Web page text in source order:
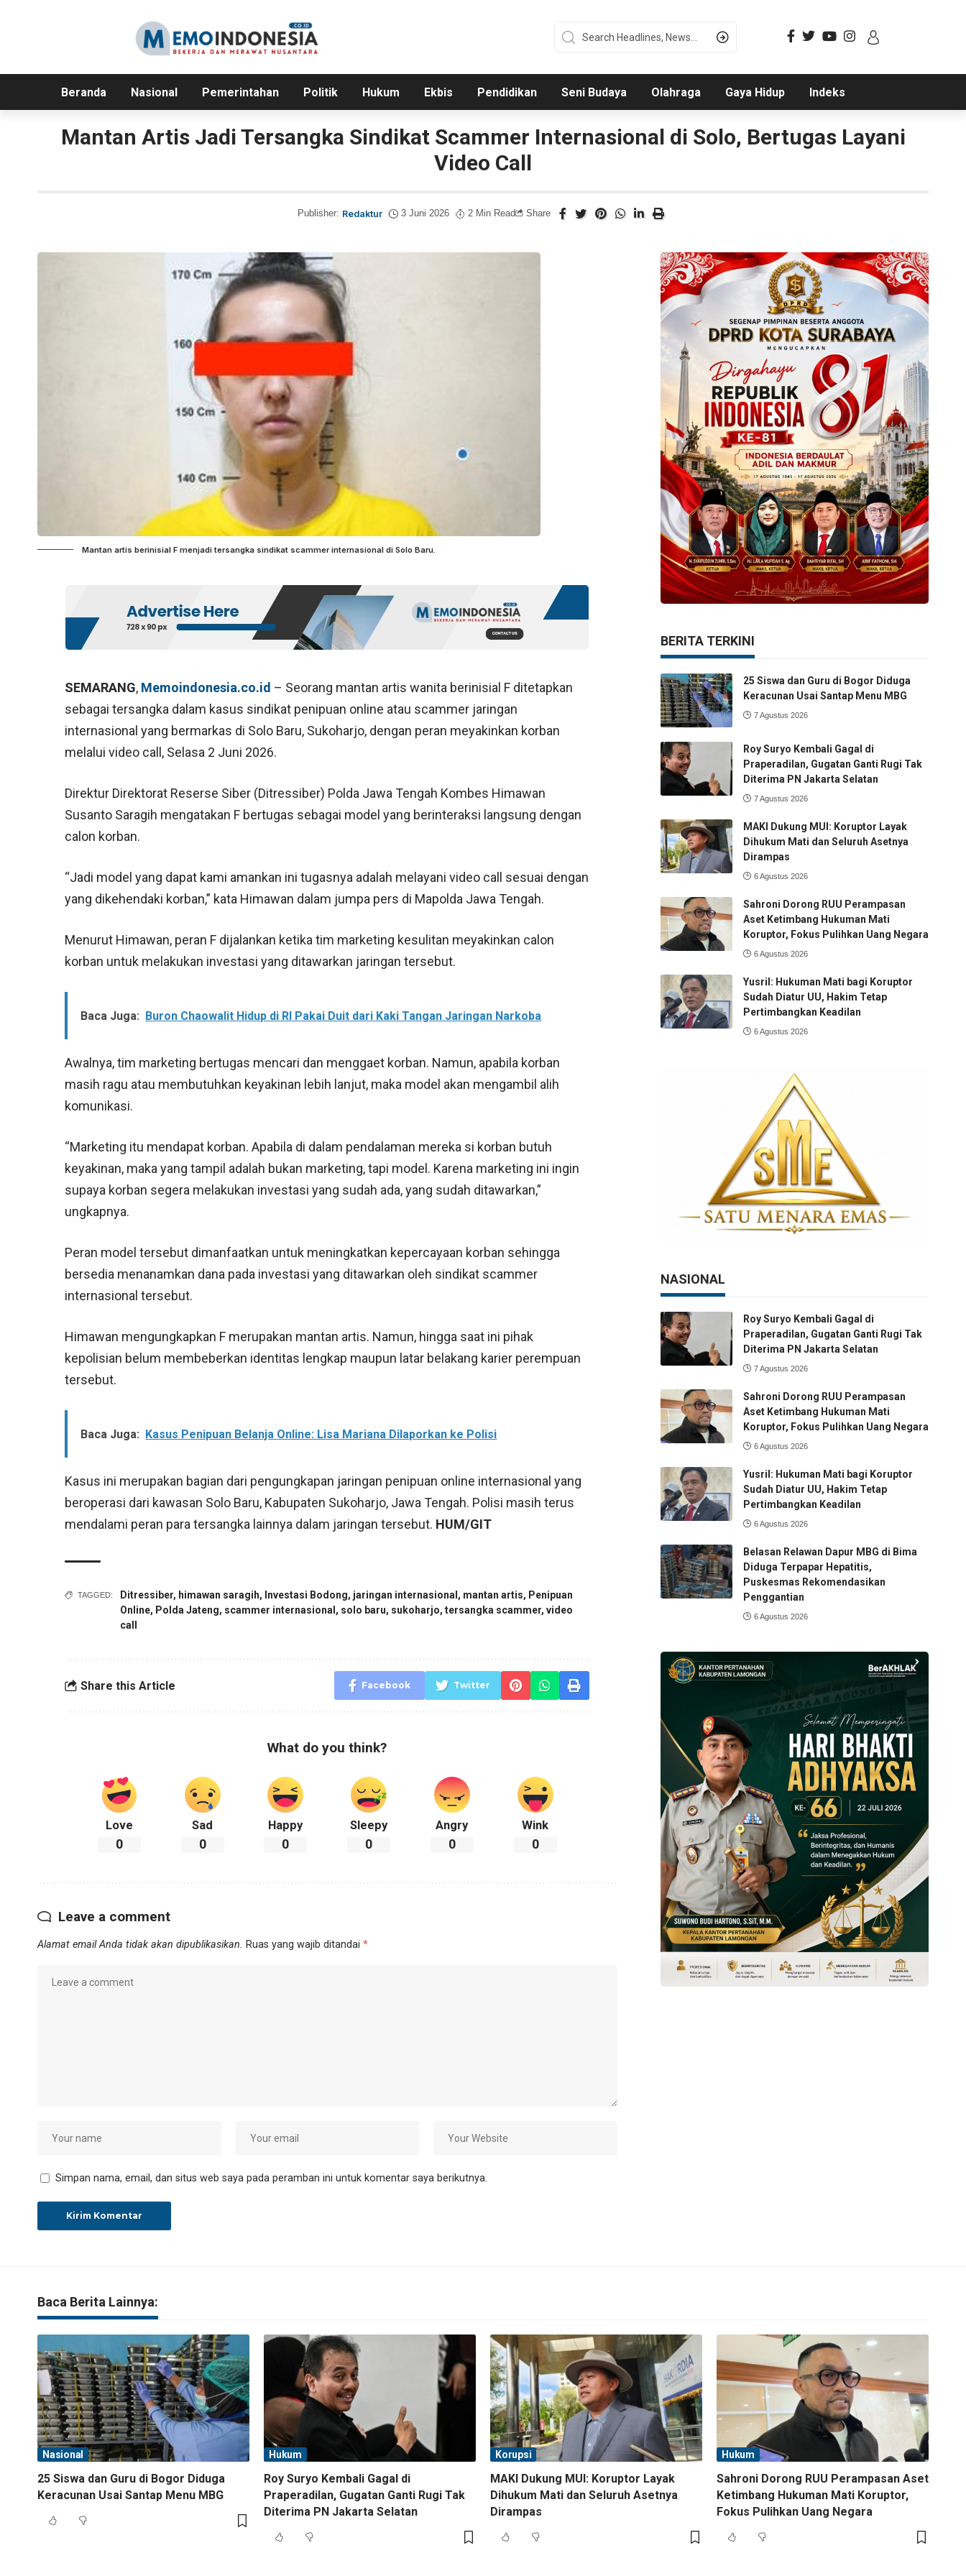
Beranda Nasional Pemerintahan Politik Hukum Ekbis Pendidikan Seni Budaya Olahraga Gaya Hidup Indeks
Mantan Artis Jadi Tersangka Sindikat Scammer Internasional di Solo, Bertugas Layani
Video Call
Publisher: Redaktur 3 Juni 2026 2 Min Read Share
Mantan artis berinisial F menjadi tersangka sindikat scammer internasional di Solo Baru.
SEMARANG, Memoindonesia.co.id – Seorang mantan artis wanita berinisial F ditetapkan
sebagai tersangka dalam kasus sindikat penipuan online atau scammer jaringan
internasional yang bermarkas di Solo Baru, Sukoharjo, dengan peran meyakinkan korban
melalui video call, Selasa 2 Juni 2026.
Direktur Direktorat Reserse Siber (Ditressiber) Polda Jawa Tengah Kombes Himawan
Susanto Saragih mengatakan F bertugas sebagai model yang berinteraksi langsung dengan
calon korban.
“Jadi model yang dapat kami amankan ini tugasnya adalah melayani video call sesuai dengan
yang dikehendaki korban,” kata Himawan dalam jumpa pers di Mapolda Jawa Tengah.
Menurut Himawan, peran F dijalankan ketika tim marketing kesulitan meyakinkan calon
korban untuk melakukan investasi yang ditawarkan jaringan tersebut.
Baca Juga: Buron Chaowalit Hidup di RI Pakai Duit dari Kaki Tangan Jaringan Narkoba
Awalnya, tim marketing bertugas mencari dan menggaet korban. Namun, apabila korban
masih ragu atau membutuhkan keyakinan lebih lanjut, maka model akan mengambil alih
komunikasi.
“Marketing itu mendapat korban. Apabila di dalam pendalaman mereka si korban butuh
keyakinan, maka yang tampil adalah bukan marketing, tapi model. Karena marketing ini ingin
supaya korban segera melakukan investasi yang sudah ada, yang sudah ditawarkan,”
ungkapnya.
Peran model tersebut dimanfaatkan untuk meningkatkan kepercayaan korban sehingga
bersedia menanamkan dana pada investasi yang ditawarkan oleh sindikat scammer
internasional tersebut.
Himawan mengungkapkan F merupakan mantan artis. Namun, hingga saat ini pihak
kepolisian belum membeberkan identitas lengkap maupun latar belakang karier perempuan
tersebut.
Baca Juga: Kasus Penipuan Belanja Online: Lisa Mariana Dilaporkan ke Polisi
Kasus ini merupakan bagian dari pengungkapan jaringan penipuan online internasional yang
beroperasi dari kawasan Solo Baru, Kabupaten Sukoharjo, Jawa Tengah. Polisi masih terus
mendalami peran para tersangka lainnya dalam jaringan tersebut. HUM/GIT
TAGGED: Ditressiber, himawan saragih, Investasi Bodong, jaringan internasional , mantan artis, Penipuan
Online, Polda Jateng, scammer internasional , solo baru, sukoharjo,tersangka scammer,video
call
Share this Article Facebook Twitter
What do you think?
Love
0
Sad
0
Happy
0
Sleepy
0
Angry
0
Wink
0
Leave a comment
Alamat email Anda tidak akan dipublikasikan. Ruas yang wajib ditandai *
Simpan nama, email, dan situs web saya pada peramban ini untuk komentar saya berikutnya.
BERITA TERKINI
25 Siswa dan Guru di Bogor Diduga
Keracunan Usai Santap Menu MBG
7 Agustus 2026
Roy Suryo Kembali Gagal di
Praperadilan, Gugatan Ganti Rugi Tak
Diterima PN Jakarta Selatan
7 Agustus 2026
MAKI Dukung MUI: Koruptor Layak
Dihukum Mati dan Seluruh Asetnya
Dirampas
6 Agustus 2026
Sahroni Dorong RUU Perampasan
Aset Ketimbang Hukuman Mati
Koruptor, Fokus Pulihkan Uang Negara
6 Agustus 2026
Yusril: Hukuman Mati bagi Koruptor
Sudah Diatur UU, Hakim Tetap
Pertimbangkan Keadilan
6 Agustus 2026
NASIONAL
Roy Suryo Kembali Gagal di
Praperadilan, Gugatan Ganti Rugi Tak
Diterima PN Jakarta Selatan
7 Agustus 2026
Sahroni Dorong RUU Perampasan
Aset Ketimbang Hukuman Mati
Koruptor, Fokus Pulihkan Uang Negara
6 Agustus 2026
Yusril: Hukuman Mati bagi Koruptor
Sudah Diatur UU, Hakim Tetap
Pertimbangkan Keadilan
6 Agustus 2026
Belasan Relawan Dapur MBG di Bima
Diduga Terpapar Hepatitis,
Puskesmas Rekomendasikan
Penggantian
6 Agustus 2026
Baca Berita Lainnya:
Nasional
25 Siswa dan Guru di Bogor Diduga
Keracunan Usai Santap Menu MBG
Hukum
Roy Suryo Kembali Gagal di
Praperadilan, Gugatan Ganti Rugi Tak
Diterima PN Jakarta Selatan
Korupsi
MAKI Dukung MUI: Koruptor Layak
Dihukum Mati dan Seluruh Asetnya
Dirampas
Hukum
Sahroni Dorong RUU Perampasan Aset
Ketimbang Hukuman Mati Koruptor,
Fokus Pulihkan Uang Negara